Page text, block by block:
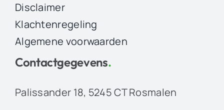
Disclaimer
Klachtenregeling
Algemene voorwaarden
Contactgegevens.
Palissander 18, 5245 CT Rosmalen